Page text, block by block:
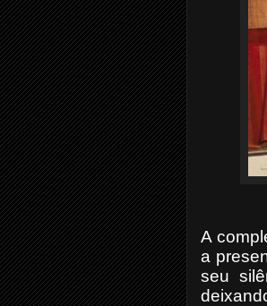
A
a
seu